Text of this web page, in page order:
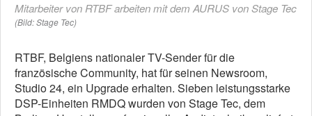
Mitarbeiter von RTBF arbeiten mit dem AURUS von Stage Tec
(Bild: Stage Tec)
RTBF, Belgiens nationaler TV-Sender für die
französische Community, hat für seinen Newsroom,
Studio 24, ein Upgrade erhalten. Sieben leistungsstarke
DSP-Einheiten RMDQ wurden von Stage Tec, dem